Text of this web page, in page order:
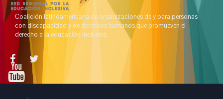
Coalición latinoamericana de organizaciones de y para personas
con discapacidad y de derechos humanos que promueven el
derecho a la educación inclusiva.